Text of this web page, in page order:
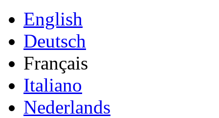
English
Deutsch
Français
Italiano
Nederlands